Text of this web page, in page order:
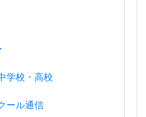
学校・高校
ール通信